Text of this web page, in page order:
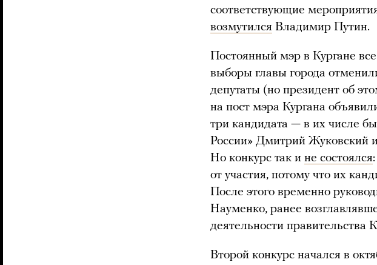
соответствующие
возмутился Владимир Путин.
Постоянный мэр в Кургане
выборы главы города
депутаты (но президент об
на пост мэра Кургана
три кандидата — в их числе
России» Дмитрий Жуковский
Но конкурс так и не состоялся
от участия, потому что их
После этого временно
Науменко, ранее
деятельности правительства
Второй конкурс начался в